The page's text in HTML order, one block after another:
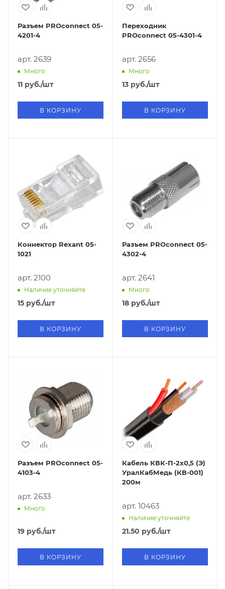
Разъем PROconnect 05-
4201-4
арт. 2639
Много
11 руб./шт
В КОРЗИНУ
Переходник
PROconnect 05-4301-4
арт. 2656
Много
13 руб./шт
В КОРЗИНУ
Коннектор Rexant 05-
1021
арт. 2100
Наличие уточняйте
15 руб./шт
В КОРЗИНУ
Разъем PROconnect 05-
4302-4
арт. 2641
Много
18 руб./шт
В КОРЗИНУ
Разъем PROconnect 05-
4103-4
арт. 2633
Много
19 руб./шт
В КОРЗИНУ
Кабель КВК-П-2х0,5 (Э)
УралКабМедь (КВ-001)
200м
арт. 10463
Наличие уточняйте
21.50 руб./шт
В КОРЗИНУ